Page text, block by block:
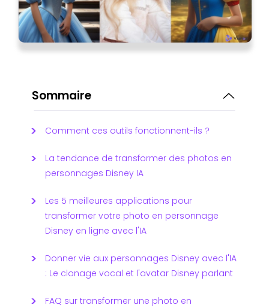
Sommaire
Comment ces outils fonctionnent-ils ?
La tendance de transformer des photos en
personnages Disney IA
Les 5 meilleures applications pour
transformer votre photo en personnage
Disney en ligne avec l'IA
Donner vie aux personnages Disney avec l'IA
: Le clonage vocal et l'avatar Disney parlant
FAQ sur transformer une photo en